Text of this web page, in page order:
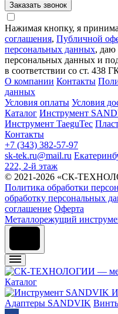
Заказать звонок
Нажимая кнопку, я
соглашения, Публичной
персональных данных, даю
персональных данных и
в соответствии со ст. 438
О компании Контакты
данных
Условия оплаты Условия
Каталог Инструмент
Инструмент TaeguTec
Контакты
+7 (343) 382-57-97
sk-tek.ru@mail.ru
222, 2-й этаж
© 2021-2026 «СК-
Политика обработки
обработку персональных
соглашение Оферта
Металлорежущий
Каталог
Адаптеры SANDVIK